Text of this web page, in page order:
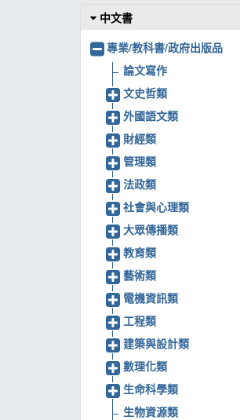
中文書
專業/教科書/政府出版品
論文寫作
文史哲類
外國語文類
財經類
管理類
法政類
社會與心理類
大眾傳播類
教育類
藝術類
電機資訊類
工程類
建築與設計類
數理化類
生命科學類
生物資源類